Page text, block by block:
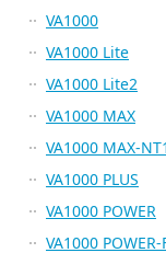
VA1000
VA1000 Lite
VA1000 Lite2
VA1000 MAX
VA1000 MAX-NT1
VA1000 PLUS
VA1000 POWER
VA1000